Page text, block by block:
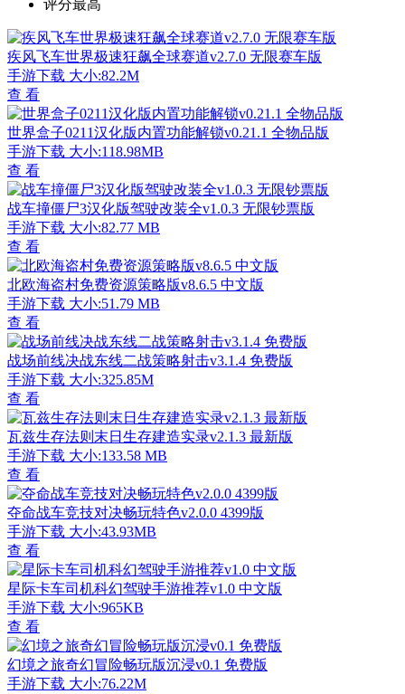
评分最高
疾风飞车世界极速狂飙全球赛道v2.7.0 无限赛车版
手游下载 大小:82.2M
查 看
世界盒子0211汉化版内置功能解锁v0.21.1 全物品版
手游下载 大小:118.98MB
查 看
战车撞僵尸3汉化版驾驶改装全v1.0.3 无限钞票版
手游下载 大小:82.77 MB
查 看
北欧海盗村免费资源策略版v8.6.5 中文版
手游下载 大小:51.79 MB
查 看
战场前线决战东线二战策略射击v3.1.4 免费版
手游下载 大小:325.85M
查 看
瓦兹生存法则末日生存建造实录v2.1.3 最新版
手游下载 大小:133.58 MB
查 看
夺命战车竞技对决畅玩特色v2.0.0 4399版
手游下载 大小:43.93MB
查 看
星际卡车司机科幻驾驶手游推荐v1.0 中文版
手游下载 大小:965KB
查 看
幻境之旅奇幻冒险畅玩版沉浸v0.1 免费版
手游下载 大小:76.22M